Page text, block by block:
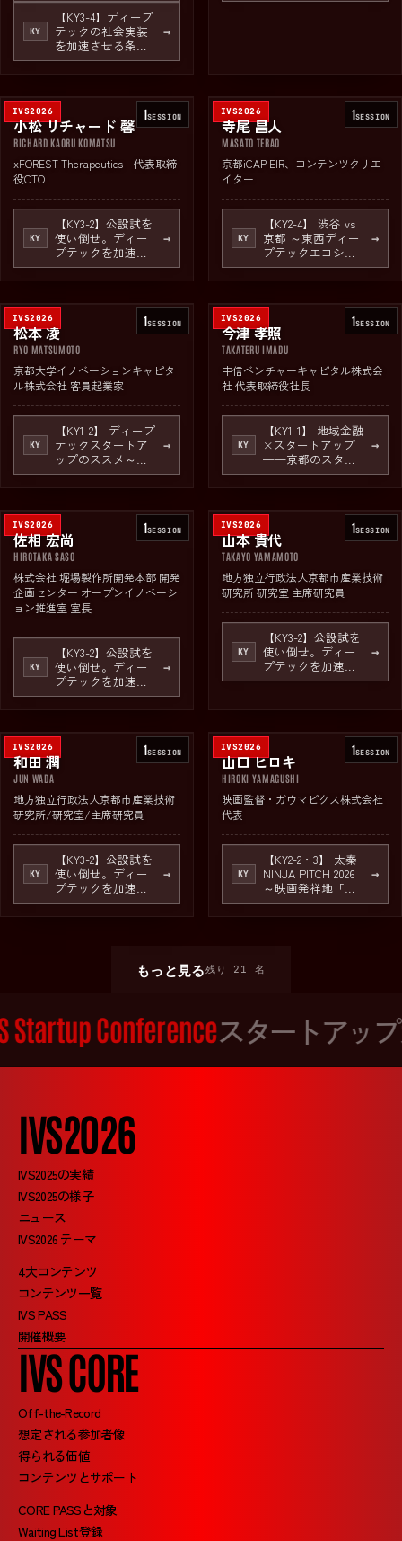
ャピタル（iCAP）
×京都府による
「京都発・世界行
き」プロジェクト
KY
【KY3-4】ディープ
テックの社会実装
を加速させる条件
とは？ －万博のそ
の先を、GSEで切
→
IVS2026 1SESSION
小松 リチャード 馨
RICHARD KAORU KOMATSU
xFOREST Therapeutics 代表取締
役CTO
KY
【KY3-2】公設試を
使い倒せ。ディー
プテックを加速せ
よ。
→
IVS2026 1SESSION
寺尾 昌人
MASATO TERAO
京都iCAP EIR、コンテンツクリエ
イター
KY
【KY2-4】 渋谷 vs
京都 ～東西ディー
プテックエコシス
テムの聖地を徹底
議論～ powered by
→
IVS2026 1SESSION
松本 凌
RYO MATSUMOTO
京都大学イノベーションキャピタ
ル株式会社 客員起業家
KY
【KY1-2】 ディープ
テックスタートア
ップのススメ～巨
額の資金調達、世
界展開前提のビジ
に注目される興奮
～
→
IVS2026 1SESSION
今津 孝照
TAKATERU IMADU
中信ベンチャーキャピタル株式会
社 代表取締役社長
KY
【KY1-1】 地域金融
×スタートアップ
——京都のスター
トアップ支援、そ
の現在地
→
IVS2026 1SESSION
佐相 宏尚
HIROTAKA SASO
株式会社 堀場製作所開発本部 開発
企画センター オープンイノベーシ
ョン推進室 室長
KY
【KY3-2】公設試を
使い倒せ。ディー
プテックを加速せ
よ。
→
IVS2026 1SESSION
山本 貴代
TAKAYO YAMAMOTO
地方独立行政法人京都市産業技術
研究所 研究室 主席研究員
KY
【KY3-2】公設試を
使い倒せ。ディー
プテックを加速せ
よ。
→
IVS2026 1SESSION
和田 潤
JUN WADA
地方独立行政法人京都市産業技術
研究所/研究室/主席研究員
KY
【KY3-2】公設試を
使い倒せ。ディー
プテックを加速せ
よ。
→
IVS2026 1SESSION
山口 ヒロキ
HIROKI YAMAGUSHI
映画監督・ガウマピクス株式会社
代表
KY
【KY2-2・3】 太秦
NINJA PITCH 2026
～映画発祥地「京
都 太秦100年」特
別開催～ 映画・ゲ
術」
→
もっと見る残り 21 名
Startup Conferenceスタートアッ
IVS2026
IVS2025の実績
IVS2025の様子
ニュース
IVS2026 テーマ
4大コンテンツ
コンテンツ一覧
IVS PASS
開催概要
IVS CORE
Off-the-Record
想定される参加者像
得られる価値
コンテンツとサポート
CORE PASSと対象
Waiting List登録